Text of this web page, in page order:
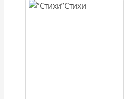
Стихи